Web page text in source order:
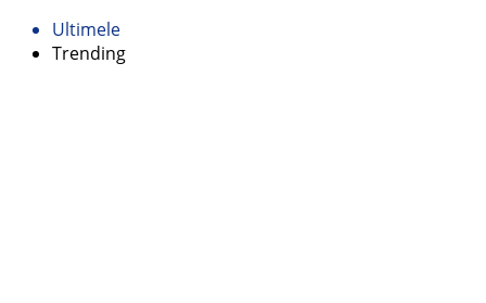
Ultimele
Trending